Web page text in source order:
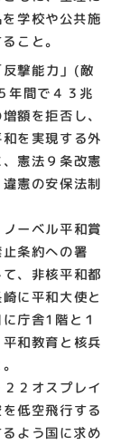
学校や公共施
こと。
撃能力」(敵
年間で４３兆
額を拒否し、
を実現する外
憲法９条改憲
憲の安保法制
ーベル平和賞
条約への署
、非核平和都
に平和大使と
庁舎1階と１
和教育と核兵
２オスプレイ
低空飛行する
よう国に求め